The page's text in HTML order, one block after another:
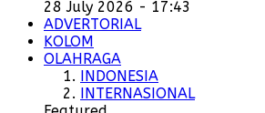
28 July 2026 - 17:43
ADVERTORIAL
KOLOM
OLAHRAGA
INDONESIA
INTERNASIONAL